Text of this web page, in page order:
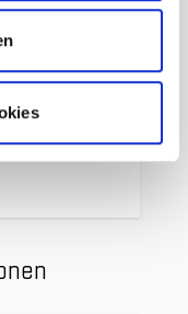
links